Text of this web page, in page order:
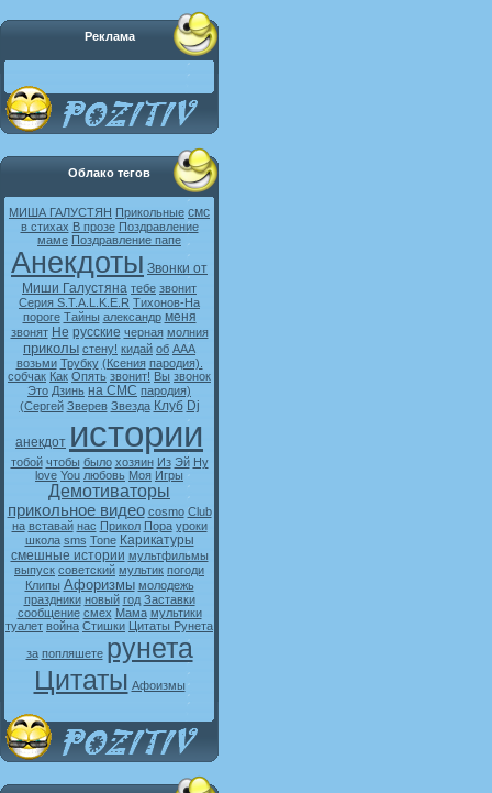
Реклама
Облако тегов
МИША ГАЛУСТЯН Прикольные смс
в стихах В прозе Поздравление
маме Поздравление папе
Анекдоты Звонки от
Миши Галустяна тебе звонит
Серия S.T.A.L.K.E.R Тихонов-На
пороге Тайны александр меня
звонят Не русские черная молния
приколы стену! кидай об ААА
возьми Трубку (Ксения пародия).
собчак Как Опять звонит! Вы звонок
Это Дзинь на СМС пародия)
(Сергей Зверев Звезда Клуб Dj
анекдот истории
тобой чтобы было хозяин Из Эй Ну
love You любовь Моя Игры
Демотиваторы
прикольное видео cosmo Club
на вставай нас Прикол Пора уроки
школа sms Tone Карикатуры
смешные истории мультфильмы
выпуск советский мультик погоди
Клипы Афоризмы молодежь
праздники новый год Заставки
сообщение смех Мама мультики
туалет война Стишки Цитаты Рунета
за попляшете рунета
Цитаты Афоизмы